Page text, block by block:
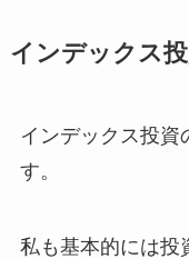
インデックス
インデックス投資
す。
私も基本的には投